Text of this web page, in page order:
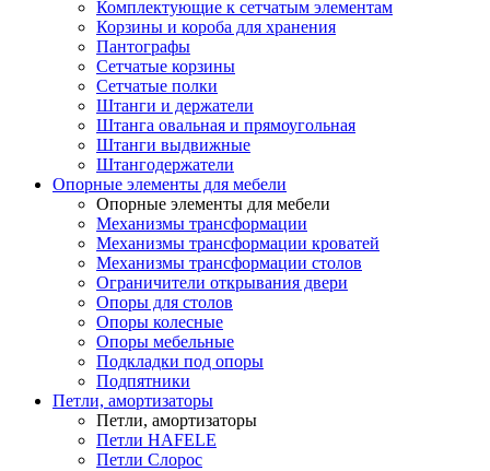
Комплектующие к сетчатым элементам
Корзины и короба для хранения
Пантографы
Сетчатые корзины
Сетчатые полки
Штанги и держатели
Штанга овальная и прямоугольная
Штанги выдвижные
Штангодержатели
Опорные элементы для мебели
Опорные элементы для мебели
Механизмы трансформации
Механизмы трансформации кроватей
Механизмы трансформации столов
Ограничители открывания двери
Опоры для столов
Опоры колесные
Опоры мебельные
Подкладки под опоры
Подпятники
Петли, амортизаторы
Петли, амортизаторы
Петли HAFELE
Петли Слорос